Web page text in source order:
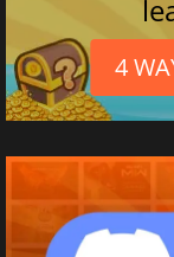
4